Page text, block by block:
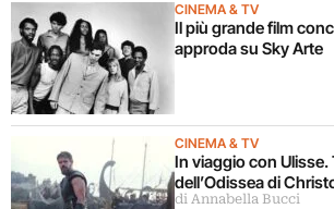
CINEMA & TV
Il più grande film
approda su Sky Arte
CINEMA & TV
In viaggio con
dell’Odissea di
di Annabella Bucci